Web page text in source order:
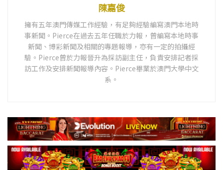
陳嘉俊
擁有五年澳門傳媒工作經驗，有足夠經驗編寫澳門本地時
事新聞。Pierce在過去五年任職於力報，曾編寫本地時事
新聞、博彩新聞及相關的專題報導，亦有一定的拍攝經
驗。Pierce曾於力報晉升為採訪副主任，負責安排記者採
訪工作及安排新聞報導內容。Pierce畢業於澳門大學中文
系。